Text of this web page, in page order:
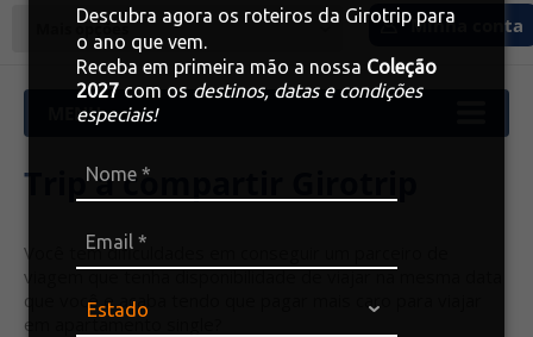
Descubra agora os roteiros da Girotrip para
o ano que vem.
Receba em primeira mão a nossa Coleção
2027 com os destinos, datas e condições
especiais!
Minha conta
Mais opções
Trip a compartir Girotrip
Você tem dificuldades em conseguir um parceiro de
viagem que tenha disponibilidade de viajar na mesma data
que você e acaba tendo que pagar mais caro para viajar
em apartamento single?